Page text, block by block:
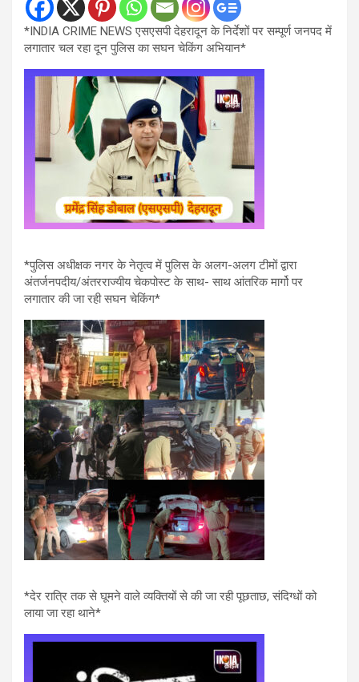
*INDIA CRIME NEWS एसएसपी देहरादून के निर्देशों पर सम्पूर्ण जनपद में
लगातार चल रहा दून पुलिस का सघन चेकिंग अभियान*
*पुलिस अधीक्षक नगर के नेतृत्व में पुलिस के अलग-अलग टीमों द्वारा
अंतर्जनपदीय/अंतरराज्यीय चेकपोस्ट के साथ- साथ आंतरिक मार्गो पर
लगातार की जा रही सघन चेकिंग*
*देर रात्रि तक से घूमने वाले व्यक्तियों से की जा रही पूछताछ, संदिग्धों को
लाया जा रहा थाने*